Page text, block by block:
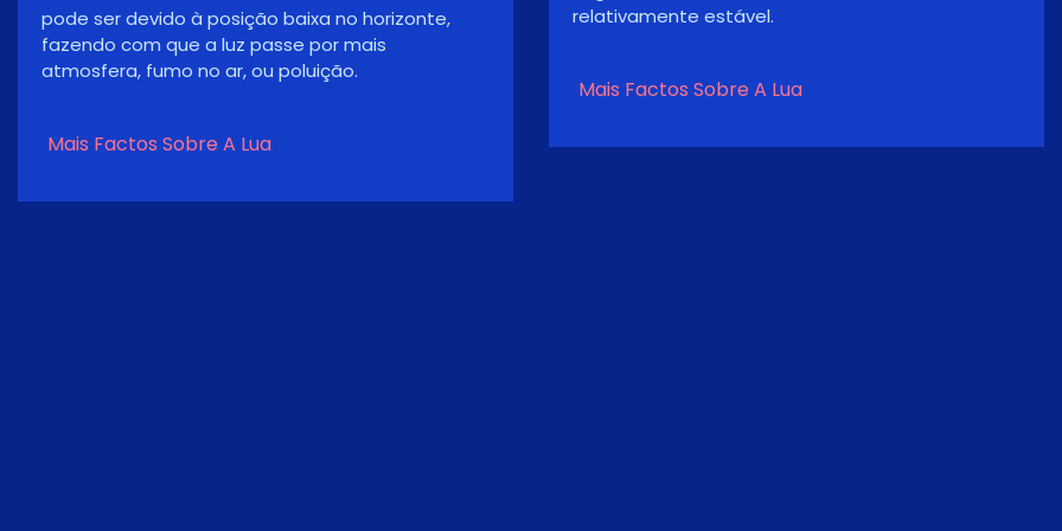
relativamente estável.
Lua pode parecer maior e mais brilhante do que
Mais Factos Sobre A Lua